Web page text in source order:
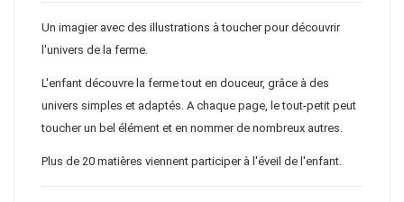
Un imagier avec des illustrations à toucher pour découvrir
l'univers de la ferme.
L'enfant découvre la ferme tout en douceur, grâce à des
univers simples et adaptés. A chaque page, le tout-petit peut
toucher un bel élément et en nommer de nombreux autres.
Plus de 20 matières viennent participer à l'éveil de l'enfant.